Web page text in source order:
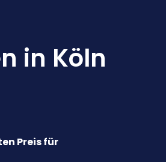
in Köln
Preis für